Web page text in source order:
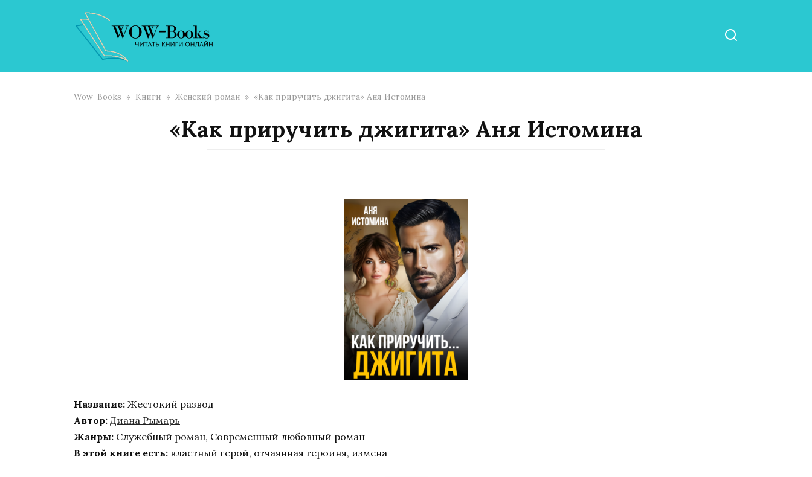
Wow-Books » Книги » Женский роман » «Как приручить джигита» Аня Истомина
«Как приручить джигита» Аня Истомина
Название: Жестокий развод
Автор: Диана Рымарь
Жанры: Служебный роман, Современный любовный роман
В этой книге есть: властный герой, отчаянная героиня, измена